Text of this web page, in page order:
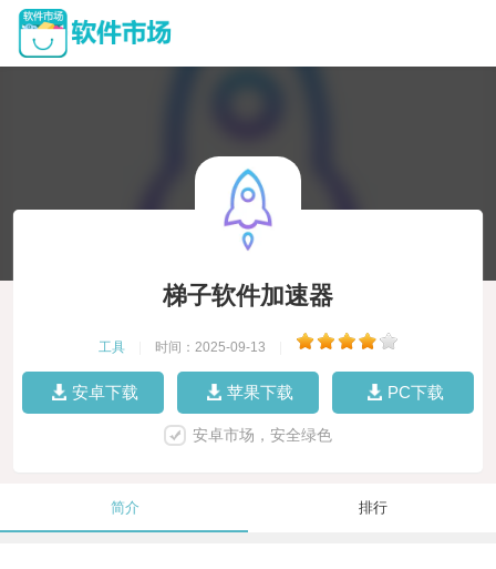
梯子软件加速器
工具 时间：2025-09-13
安卓下载 苹果下载 PC下载
安卓市场，安全绿色
简介 排行